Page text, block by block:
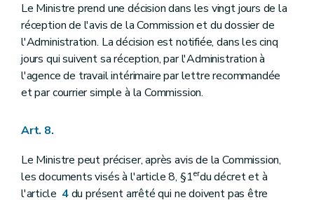
Le Ministre prend une décision dans les vingt jours de la
réception de l'avis de la Commission et du dossier de
l'Administration. La décision est notifiée, dans les cinq
jours qui suivent sa réception, par l'Administration à
l'agence de travail intérimaire par lettre recommandée
et par courrier simple à la Commission.
Art. 8.
Le Ministre peut préciser, après avis de la Commission,
les documents visés à l'article 8, §1erdu décret et à
l'article 4du présent arrêté qui ne doivent pas être